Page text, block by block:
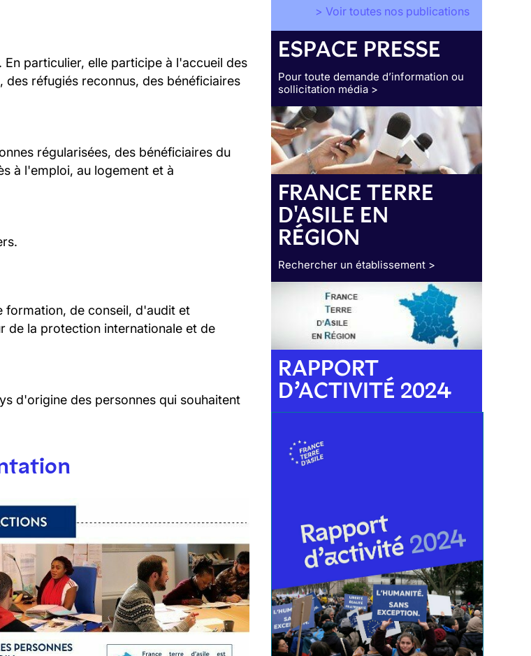
particulier, elle participe à l'accueil des
réfugiés reconnus, des bénéficiaires
régularisées, des bénéficiaires du
à l'emploi, au logement et à
de conseil, d'audit et
de la protection internationale et de
d'origine des personnes qui souhaitent
> Voir toutes nos publications
ESPACE PRESSE
Pour toute demande d’information ou
sollicitation média >
FRANCE TERRE
D'ASILE EN
RÉGION
Rechercher un établissement >
RAPPORT
D’ACTIVITÉ 2024